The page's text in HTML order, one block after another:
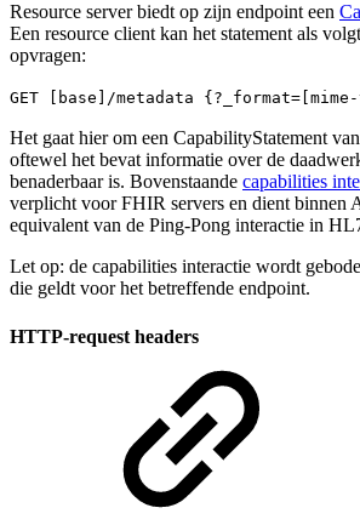
Resource server biedt op zijn endpoint een
Een resource client kan het statement als
opvragen:
GET [base]/metadata
Het gaat hier om een CapabilityStatement
oftewel het bevat informatie over de
benaderbaar is. Bovenstaande capabilities
verplicht voor FHIR servers en dient binnen
equivalent van de Ping-Pong interactie in
Let op: de capabilities interactie wordt
die geldt voor het betreffende endpoint.
HTTP-request headers